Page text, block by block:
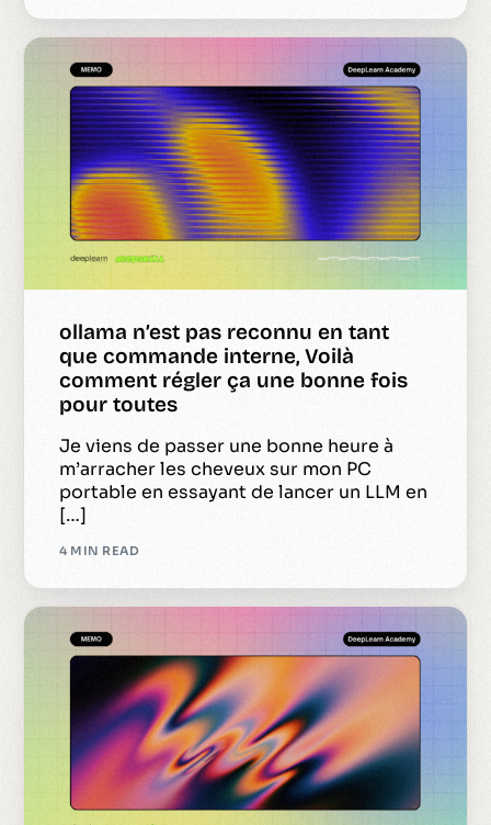
ollama n’est pas reconnu en tant
que commande interne, Voilà
comment régler ça une bonne fois
pour toutes
Je viens de passer une bonne heure à
m’arracher les cheveux sur mon PC
portable en essayant de lancer un LLM en
[…]
4 MIN READ